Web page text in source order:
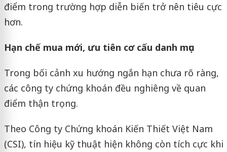
điểm trong trường hợp diễn biến trở nên tiêu cực
hơn.
Hạn chế mua mới, ưu tiên cơ cấu danh mục
Trong bối cảnh xu hướng ngắn hạn chưa rõ ràng,
các công ty chứng khoán đều nghiêng về quan
điểm thận trọng.
Theo Công ty Chứng khoán Kiến Thiết Việt Nam
(CSI), tín hiệu kỹ thuật hiện không còn tích cực khi